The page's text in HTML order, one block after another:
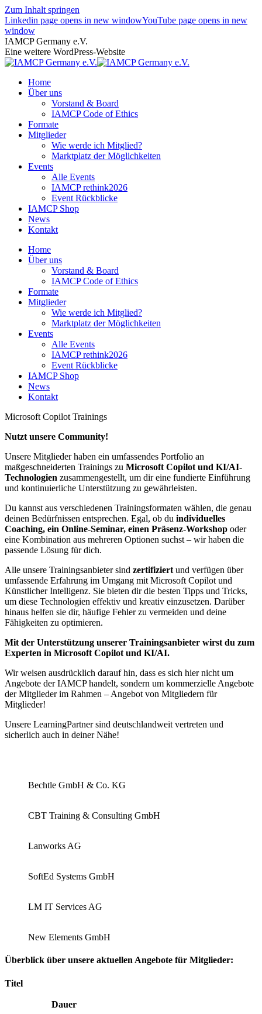
Zum Inhalt springen
Linkedin page opens in new windowYouTube page opens in new
window
IAMCP Germany e.V.
Eine weitere WordPress-Website
Home
Über uns
Vorstand & Board
IAMCP Code of Ethics
Formate
Mitglieder
Wie werde ich Mitglied?
Marktplatz der Möglichkeiten
Events
Alle Events
IAMCP rethink2026
Event Rückblicke
IAMCP Shop
News
Kontakt
Home
Über uns
Vorstand & Board
IAMCP Code of Ethics
Formate
Mitglieder
Wie werde ich Mitglied?
Marktplatz der Möglichkeiten
Events
Alle Events
IAMCP rethink2026
Event Rückblicke
IAMCP Shop
News
Kontakt
Microsoft Copilot Trainings
Nutzt unsere Community!
Unsere Mitglieder haben ein umfassendes Portfolio an
maßgeschneiderten Trainings zu Microsoft Copilot und KI/AI-
Technologien zusammengestellt, um dir eine fundierte Einführung
und kontinuierliche Unterstützung zu gewährleisten.
Du kannst aus verschiedenen Trainingsformaten wählen, die genau
deinen Bedürfnissen entsprechen. Egal, ob du individuelles
Coaching, ein Online-Seminar, einen Präsenz-Workshop oder
eine Kombination aus mehreren Optionen suchst – wir haben die
passende Lösung für dich.
Alle unsere Trainingsanbieter sind zertifiziert und verfügen über
umfassende Erfahrung im Umgang mit Microsoft Copilot und
Künstlicher Intelligenz. Sie bieten dir die besten Tipps und Tricks,
um diese Technologien effektiv und kreativ einzusetzen. Darüber
hinaus helfen sie dir, häufige Fehler zu vermeiden und deine
Fähigkeiten zu optimieren.
Mit der Unterstützung unserer Trainingsanbieter wirst du zum
Experten in Microsoft Copilot und KI/AI.
Wir weisen ausdrücklich darauf hin, dass es sich hier nicht um
Angebote der IAMCP handelt, sondern um kommerzielle Angebote
der Mitglieder im Rahmen – Angebot von Mitgliedern für
Mitglieder!
Unsere LearningPartner sind deutschlandweit vertreten und
sicherlich auch in deiner Nähe!
Bechtle GmbH & Co. KG
CBT Training & Consulting GmbH
Lanworks AG
SoftEd Systems GmbH
LM IT Services AG
New Elements GmbH
Überblick über unsere aktuellen Angebote für Mitglieder:
Titel
Dauer